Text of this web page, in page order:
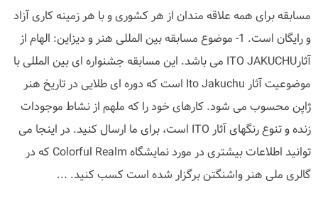
مسابقه برای همه علاقه مندان از هر کشوری و با هر زمینه کاری آزاد
و رایگان است. 1- موضوع مسابقه بین المللی هنر و دیزاین: الهام از
آثارITO JAKUCHU می باشد. این مسابقه جشنواره ای بین المللی با
موضوعیت آثار Ito Jakuchu است که دوره ای طلایی در تاریخ هنر
ژاپن محسوب می شود. کارهای خود را که ملهم از نشاط موجودات
زنده و تنوع رنگهای آثار ITO است، برای ما ارسال کنید. در اینجا می
توانید اطلاعات بیشتری در مورد نمایشگاه Colorful Realm که در
گالری ملی هنر واشنگتن برگزار شده است کسب کنید. ...